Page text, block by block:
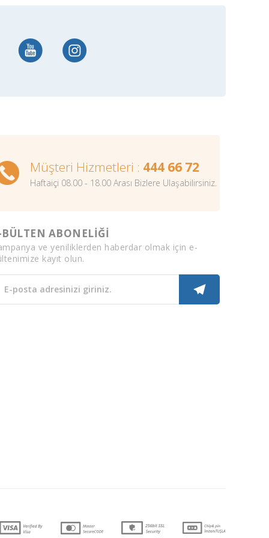
Müşteri Hizmetleri : 444 66 72
Haftaiçi 08.00 - 18.00 Arası Bizlere Ulaşabilirsiniz.
BÜLTEN ABONELİĞİ
ve yeniliklerden haberdar olmak için e-
kayıt olun.